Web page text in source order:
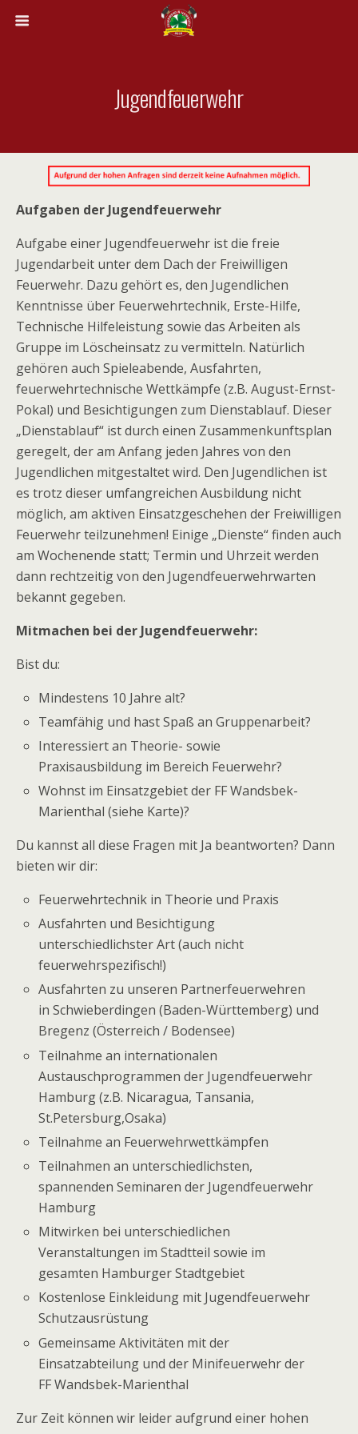
Jugendfeuerwehr
Aufgaben der Jugendfeuerwehr
Aufgabe einer Jugendfeuerwehr ist die freie
Jugendarbeit unter dem Dach der Freiwilligen
Feuerwehr. Dazu gehört es, den Jugendlichen
Kenntnisse über Feuerwehrtechnik, Erste-Hilfe,
Technische Hilfeleistung sowie das Arbeiten als
Gruppe im Löscheinsatz zu vermitteln. Natürlich
gehören auch Spieleabende, Ausfahrten,
feuerwehrtechnische Wettkämpfe (z.B. August-Ernst-
Pokal) und Besichtigungen zum Dienstablauf. Dieser
„Dienstablauf“ ist durch einen Zusammenkunftsplan
geregelt, der am Anfang jeden Jahres von den
Jugendlichen mitgestaltet wird. Den Jugendlichen ist
es trotz dieser umfangreichen Ausbildung nicht
möglich, am aktiven Einsatzgeschehen der Freiwilligen
Feuerwehr teilzunehmen! Einige „Dienste“ finden auch
am Wochenende statt; Termin und Uhrzeit werden
dann rechtzeitig von den Jugendfeuerwehrwarten
bekannt gegeben.
Mitmachen bei der Jugendfeuerwehr:
Bist du:
Mindestens 10 Jahre alt?
Teamfähig und hast Spaß an Gruppenarbeit?
Interessiert an Theorie- sowie
Praxisausbildung im Bereich Feuerwehr?
Wohnst im Einsatzgebiet der FF Wandsbek-
Marienthal (siehe Karte)?
Du kannst all diese Fragen mit Ja beantworten? Dann
bieten wir dir:
Feuerwehrtechnik in Theorie und Praxis
Ausfahrten und Besichtigung
unterschiedlichster Art (auch nicht
feuerwehrspezifisch!)
Ausfahrten zu unseren Partnerfeuerwehren
in Schwieberdingen (Baden-Württemberg) und
Bregenz (Österreich / Bodensee)
Teilnahme an internationalen
Austauschprogrammen der Jugendfeuerwehr
Hamburg (z.B. Nicaragua, Tansania,
St.Petersburg,Osaka)
Teilnahme an Feuerwehrwettkämpfen
Teilnahmen an unterschiedlichsten,
spannenden Seminaren der Jugendfeuerwehr
Hamburg
Mitwirken bei unterschiedlichen
Veranstaltungen im Stadtteil sowie im
gesamten Hamburger Stadtgebiet
Kostenlose Einkleidung mit Jugendfeuerwehr
Schutzausrüstung
Gemeinsame Aktivitäten mit der
Einsatzabteilung und der Minifeuerwehr der
FF Wandsbek-Marienthal
Zur Zeit können wir leider aufgrund einer hohen